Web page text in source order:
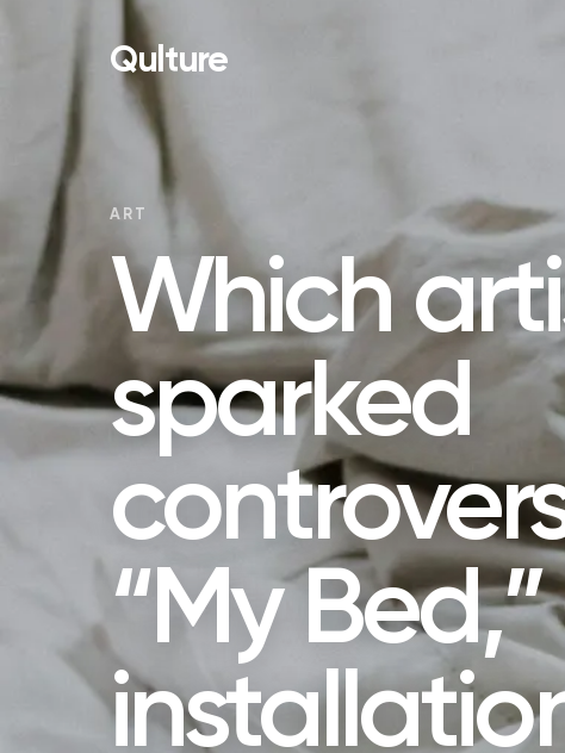
Qulture
ART
Which
sparked
“My